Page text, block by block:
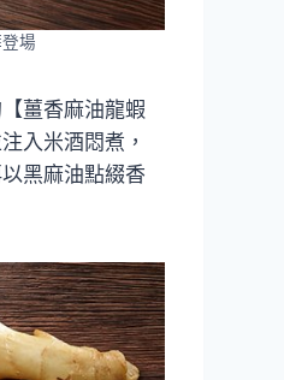
場
薑香麻油龍蝦
入米酒悶煮，
黑麻油點綴香